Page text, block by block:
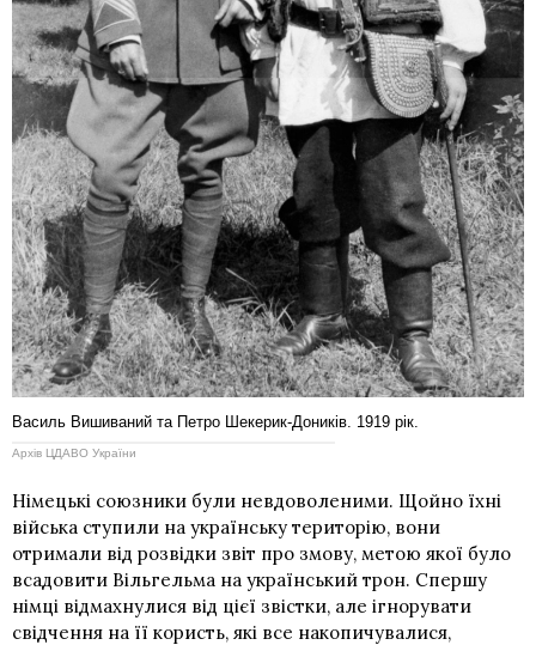
Василь Вишиваний та Петро Шекерик-Доників. 1919 рік.
Архів ЦДАВО України
Німецькі союзники були невдоволеними. Щойно їхні
війська ступили на українську територію, вони
отримали від розвідки звіт про змову, метою якої було
всадовити Вільгельма на український трон. Спершу
німці відмахнулися від цієї звістки, але ігнорувати
свідчення на її користь, які все накопичувалися,